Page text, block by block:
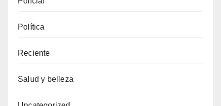
Política
Reciente
Salud y belleza